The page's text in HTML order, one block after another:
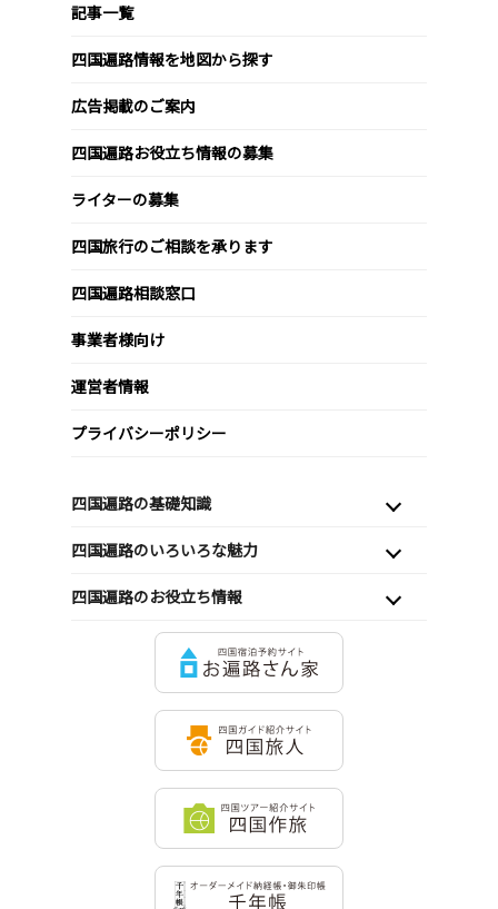
記事一覧
四国遍路情報を地図から探す
広告掲載のご案内
四国遍路お役立ち情報の募集
ライターの募集
四国旅行のご相談を承ります
四国遍路相談窓口
事業者様向け
運営者情報
プライバシーポリシー
四国遍路の基礎知識
四国遍路のいろいろな魅力
四国遍路のお役立ち情報